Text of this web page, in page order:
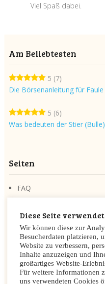
Viel Spaß dabei.
Am Beliebtesten
5 (7)
Die Börsenanleitung für Faule
5 (6)
Was bedeuten der Stier
Seiten
FAQ
Cookie Zustimmung
Datenschutzerklärung
Impressum/Disclaimer
Charts mit freundlicher
Diese Seite
Wir können diese zur
Besucherdaten platzieren,
Website zu verbessern,
Inhalte anzuzeigen und
großartiges Website-
Für weitere Informationen
uns verwendeten Cookies